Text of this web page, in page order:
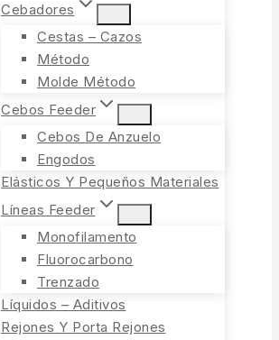
Cebadores
Cestas – Cazos
Método
Molde Método
Cebos Feeder
Cebos De Anzuelo
Engodos
Elásticos Y Pequeños Materiales
Líneas Feeder
Monofilamento
Fluorocarbono
Trenzado
Líquidos – Aditivos
Rejones Y Porta Rejones